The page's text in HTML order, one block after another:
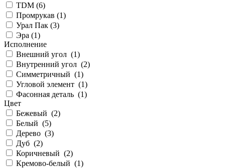
TDM (6)
Промрукав (1)
Урал Пак (3)
Эра (1)
Исполнение
Внешний угол (1)
Внутренний угол (2)
Симметричный (1)
Угловой элемент (1)
Фасонная деталь (1)
Цвет
Бежевый (2)
Белый (5)
Дерево (3)
Дуб (2)
Коричневый (2)
Кремово-белый (1)